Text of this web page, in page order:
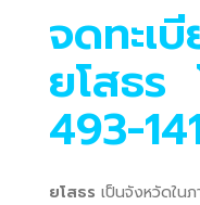
จดทะเ
ยโสธร
493-
ยโสธร เป็นจังหวัดใน